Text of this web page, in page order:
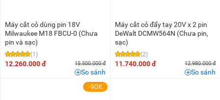
Máy cắt cỏ dùng pin 18V
Milwaukee M18 FBCU-0 (Chưa
pin và sạc)
(1)
12.260.000 đ 15.500.000 đ
So sánh
Máy cắt cỏ đẩy tay 20V x 2 pin
DeWalt DCMW564N (Chưa pin,
sạc)
(2)
11.740.000 đ 12.980.000 đ
So sánh
-90K